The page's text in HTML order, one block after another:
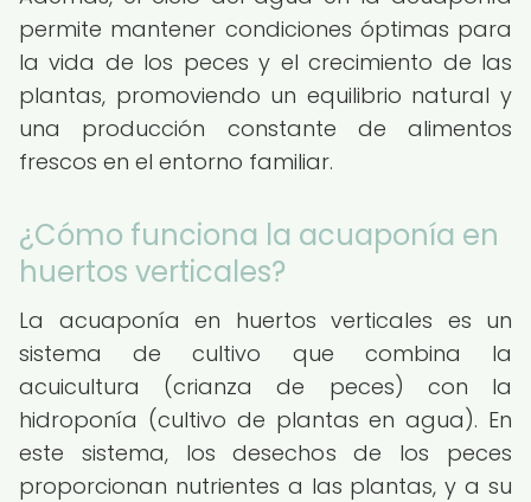
permite mantener condiciones óptimas para
la vida de los peces y el crecimiento de las
plantas, promoviendo un equilibrio natural y
una producción constante de alimentos
frescos en el entorno familiar.
¿Cómo funciona la acuaponía en
huertos verticales?
La acuaponía en huertos verticales es un
sistema de cultivo que combina la
acuicultura (crianza de peces) con la
hidroponía (cultivo de plantas en agua). En
este sistema, los desechos de los peces
proporcionan nutrientes a las plantas, y a su